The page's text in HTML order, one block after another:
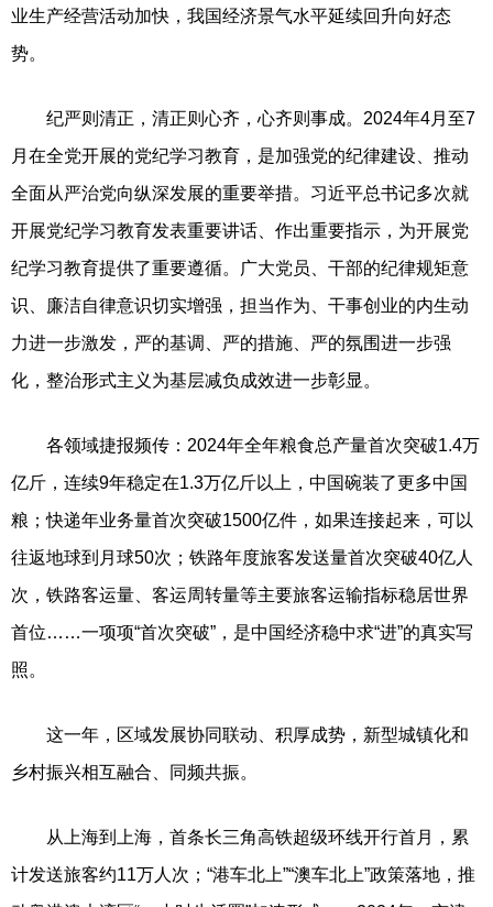
业生产经营活动加快，我国经济景气水平延续回升向好态
势。
纪严则清正，清正则心齐，心齐则事成。2024年4月至7
月在全党开展的党纪学习教育，是加强党的纪律建设、推动
全面从严治党向纵深发展的重要举措。习近平总书记多次就
开展党纪学习教育发表重要讲话、作出重要指示，为开展党
纪学习教育提供了重要遵循。广大党员、干部的纪律规矩意
识、廉洁自律意识切实增强，担当作为、干事创业的内生动
力进一步激发，严的基调、严的措施、严的氛围进一步强
化，整治形式主义为基层减负成效进一步彰显。
各领域捷报频传：2024年全年粮食总产量首次突破1.4万
亿斤，连续9年稳定在1.3万亿斤以上，中国碗装了更多中国
粮；快递年业务量首次突破1500亿件，如果连接起来，可以
往返地球到月球50次；铁路年度旅客发送量首次突破40亿人
次，铁路客运量、客运周转量等主要旅客运输指标稳居世界
首位……一项项“首次突破”，是中国经济稳中求“进”的真实写
照。
这一年，区域发展协同联动、积厚成势，新型城镇化和
乡村振兴相互融合、同频共振。
从上海到上海，首条长三角高铁超级环线开行首月，累
计发送旅客约11万人次；“港车北上”“澳车北上”政策落地，推